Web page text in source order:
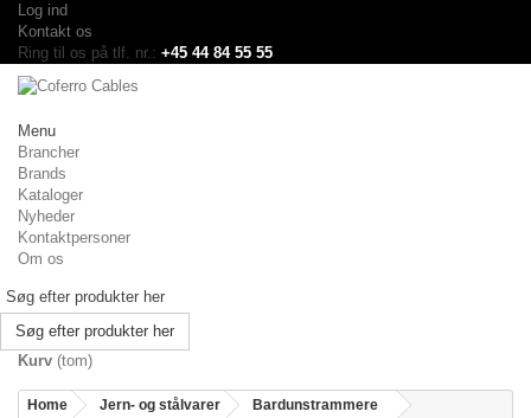
Log ind
Kontakt os
Ring til os på tlf. nr.: +45 44 84 55 55
Menu
Brancher
Brands
Kataloger
Nyheder
Kontaktpersoner
Om os
Søg efter produkter her
Kurv (tom)
Home Jern- og stålvarer
Bardunstrammere